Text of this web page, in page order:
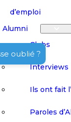
d’emploi
Alumni
Clubs
Interviews
Ils ont fait
Paroles
oublié ?